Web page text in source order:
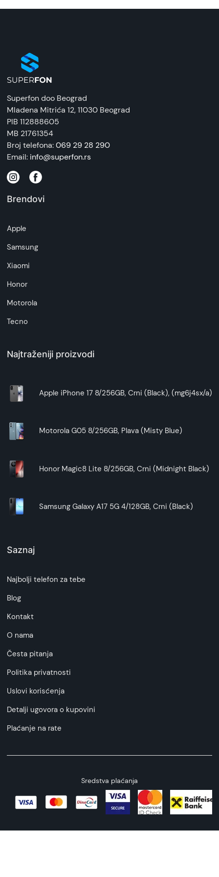
Superfon doo Beograd
Mladena Mitrića 12, 11030 Beograd
PIB 112888605
MB 21761354
Broj telefona:069 29 28 290
Email: info@superfon.rs
Brendovi
Apple
Samsung
Xiaomi
Honor
Motorola
Tecno
Najtraženiji proizvodi
Apple iPhone 17 8/256GB, Crni (Black), (mg6j4sx/a)
Motorola G05 8/256GB, Plava (Misty Blue)
Honor Magic8 Lite 8/256GB, Crni (Midnight Black)
Samsung Galaxy A17 5G 4/128GB, Crni (Black)
Saznaj
Najbolji telefon za tebe
Blog
Kontakt
O nama
Česta pitanja
Politika privatnosti
Uslovi korisćenja
Detalji ugovora o kupovini
Plaćanje na rate
Sredstva plaćanja